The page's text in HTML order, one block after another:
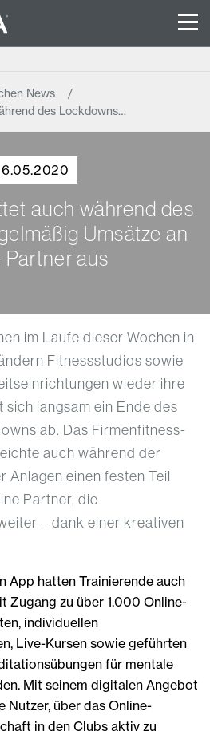
News
des Lockdowns…
auch während des
Umsätze an
Partner aus
im Laufe dieser Wochen in
Fitnessstudios sowie
wieder ihre
sich langsam ein Ende des
ab. Das Firmenfitness-
auch während der
Anlagen einen festen Teil
Partner, die
– dank einer kreativen
App hatten Trainierende auch
Zugang zu über 1.000 Online-
individuellen
Live-Kursen sowie geführten
für mentale
Mit seinem digitalen Angebot
Nutzer, über das Online-
in den Clubs aktiv zu